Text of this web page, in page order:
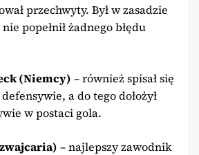
przechwyty. Był w zasadzie
popełnił żadnego błędu
(Niemcy) – również spisał się
a do tego dołożył
w postaci gola.
– najlepszy zawodnik